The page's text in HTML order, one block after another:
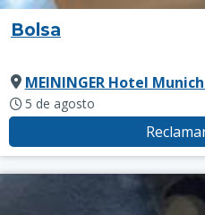
Bolsa
MEININGER Hotel
5 de agosto